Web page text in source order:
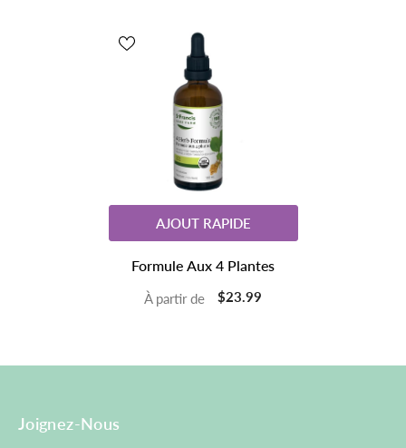
AJOUT RAPIDE
Formule Aux 4 Plantes
À partir de $23.99
Joignez-Nous